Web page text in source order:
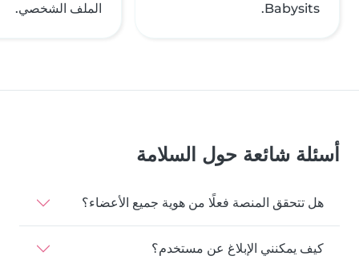
Babysits.
الملف الشخصي.
أسئلة شائعة حول السلامة
هل تتحقق المنصة فعلًا من هوية جميع الأعضاء؟
كيف يمكنني الإبلاغ عن مستخدم؟